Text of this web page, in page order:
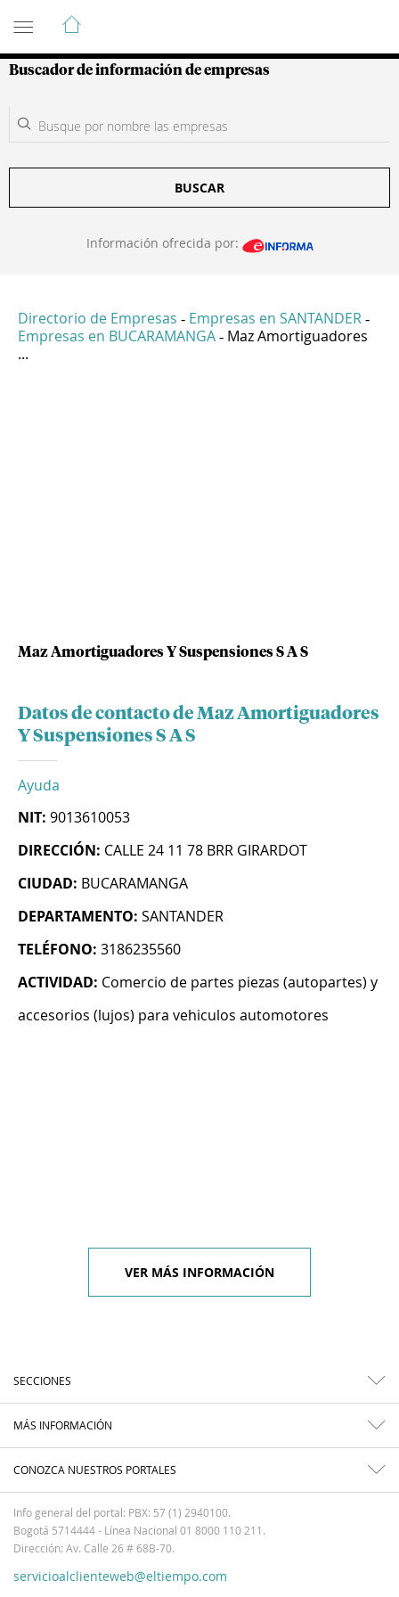
Guía de Empresas Colombianas
Buscador de información de empresas
BUSCAR
Información ofrecida por:
Directorio de Empresas - Empresas en SANTANDER -
Empresas en BUCARAMANGA - Maz Amortiguadores
...
Maz Amortiguadores Y Suspensiones S A S
Datos de contacto de Maz Amortiguadores
Y Suspensiones S A S
Ayuda
NIT: 9013610053
DIRECCIÓN: CALLE 24 11 78 BRR GIRARDOT
CIUDAD: BUCARAMANGA
DEPARTAMENTO: SANTANDER
TELÉFONO: 3186235560
ACTIVIDAD: Comercio de partes piezas (autopartes) y
accesorios (lujos) para vehiculos automotores
VER MÁS INFORMACIÓN
SECCIONES
MÁS INFORMACIÓN
CONOZCA NUESTROS PORTALES
Info general del portal: PBX: 57 (1) 2940100.
Bogotá 5714444 - Línea Nacional 01 8000 110 211.
Dirección: Av. Calle 26 # 68B-70.
servicioalclienteweb@eltiempo.com